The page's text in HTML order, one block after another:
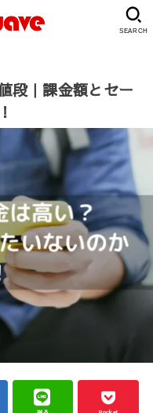
SEARCH
段｜課金額とセー